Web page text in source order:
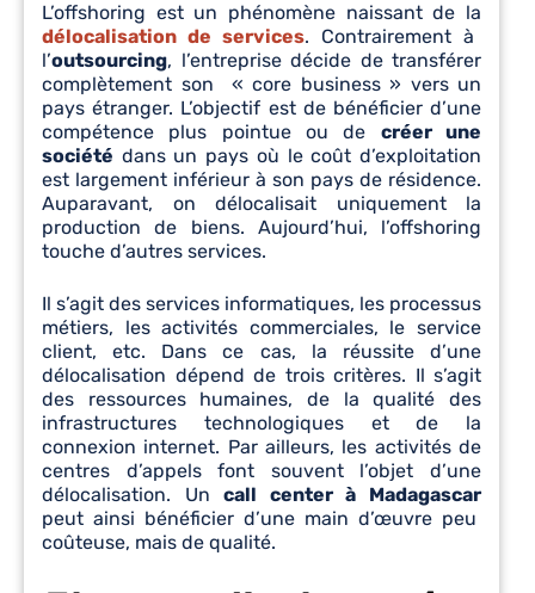
L’offshoring est un phénomène naissant de la
délocalisation de services. Contrairement à
l’outsourcing, l’entreprise décide de transférer
complètement son « core business » vers un
pays étranger. L’objectif est de bénéficier d’une
compétence plus pointue ou de créer une
société dans un pays où le coût d’exploitation
est largement inférieur à son pays de résidence.
Auparavant, on délocalisait uniquement la
production de biens. Aujourd’hui, l’offshoring
touche d’autres services.
Il s’agit des services informatiques, les processus
métiers, les activités commerciales, le service
client, etc. Dans ce cas, la réussite d’une
délocalisation dépend de trois critères. Il s’agit
des ressources humaines, de la qualité des
infrastructures technologiques et de la
connexion internet. Par ailleurs, les activités de
centres d’appels font souvent l’objet d’une
délocalisation. Uncall center à Madagascar
peut ainsi bénéficier d’une main d’œuvre peu
coûteuse, mais de qualité.